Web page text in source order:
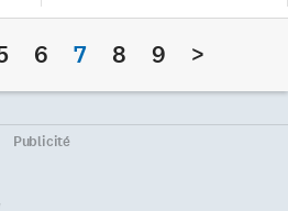
de
approfondies», voilà
11e édition du manuel ICD-11
officialise son statut: la
dépendance au jeu vidéo est
6 7 8 9 >
Publicité